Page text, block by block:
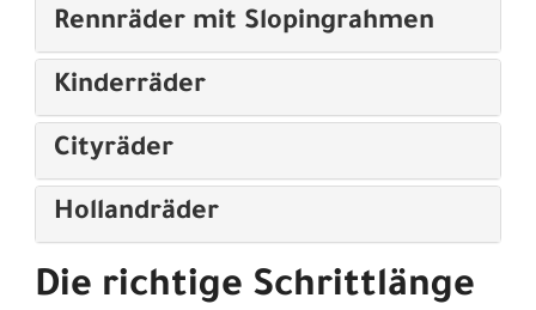
Rennräder mit Slopingrahmen
Kinderräder
Cityräder
Hollandräder
Die richtige Schrittlänge